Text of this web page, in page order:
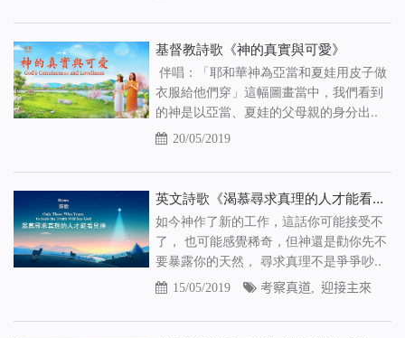
基督教詩歌《神的真實與可愛》
伴唱：「耶和華神為亞當和夏娃用皮子做
衣服給他們穿」這幅圖畫當中，我們看到
的神是以亞當、夏娃的父母親的身分出..
20/05/2019
英文詩歌《渴慕尋求真理的人才能看見神》【中文字幕】
如今神作了新的工作，這話你可能接受不
了， 也可能感覺稀奇，但神還是勸你先不
要暴露你的天然， 尋求真理不是爭爭吵..
15/05/2019 考察真道, 迎接主來